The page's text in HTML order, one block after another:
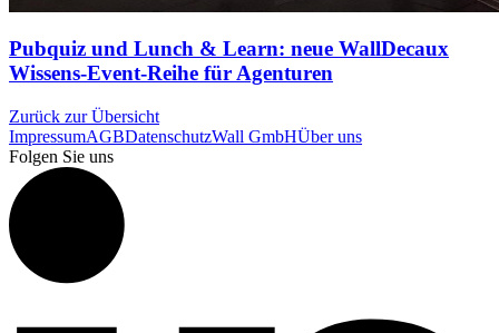
Pubquiz und Lunch & Learn: neue WallDecaux
Wissens-Event-Reihe für Agenturen
Zurück zur Übersicht
ImpressumAGBDatenschutzWall GmbHÜber uns
Folgen Sie uns